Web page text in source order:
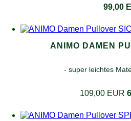
99,00
ANIMO DAMEN
- super leichtes
109,00 EUR